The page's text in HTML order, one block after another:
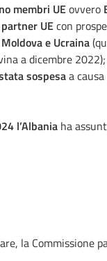
membri UEovvero
UEcon
e Ucraina
a dicembre
sospesaa
l’Albania ha
la Commissione